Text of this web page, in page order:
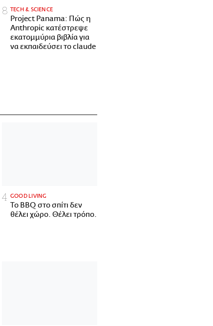
ΤECH & SCIENCE
Project Panama: Πώς η
Anthropic κατέστρεψε
εκατομμύρια βιβλία για
να εκπαιδεύσει το claude
GOOD LIVING
Το BBQ στο σπίτι δεν
θέλει χώρο. Θέλει τρόπο.